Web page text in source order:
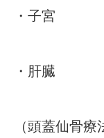
・子宮
・肝臓
（頭蓋仙骨療